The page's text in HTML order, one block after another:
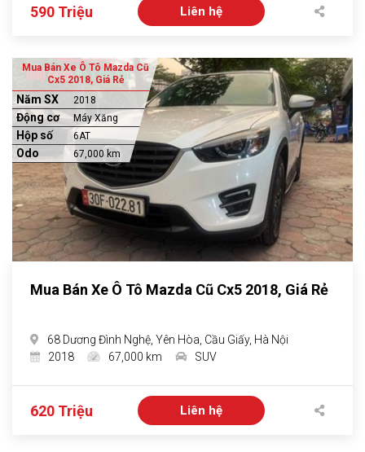
590 Triệu Liên hệ
Mua Bán Xe Ô Tô Mazda Cũ
Cx5 2018, Giá Rẻ
Năm SX 2018
Động cơ Máy Xăng
Hộp số 6AT
Odo 67,000 km
Mua Bán Xe Ô Tô Mazda Cũ Cx5 2018, Giá Rẻ
68 Dương Đình Nghệ, Yên Hòa, Cầu Giấy, Hà Nội
2018
67,000 km SUV
620 Triệu Liên hệ